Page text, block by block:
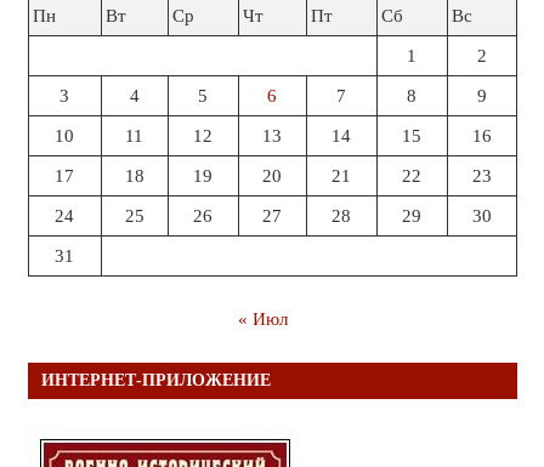
Пн Вт Ср Чт Пт Сб Вс
1 2
3 4 5 6 7 8 9
10 11 12 13 14 15 16
17 18 19 20 21 22 23
24 25 26 27 28 29 30
31
« Июл
ИНТЕРНЕТ-ПРИЛОЖЕНИЕ